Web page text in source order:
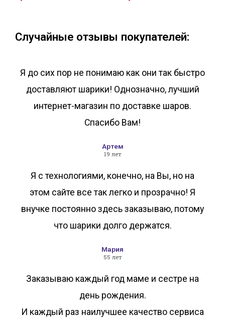
Случайные отзывы покупателей:
Я до сих пор не понимаю как они так быстро
доставляют шарики! Однозначно, лучший
интернет-магазин по доставке шаров.
Спасибо Вам!
Артем
19 лет
Я с технологиями, конечно, на Вы, но на
этом сайте все так легко и прозрачно! Я
внучке постоянно здесь заказываю, потому
что шарики долго держатся.
Мария
55 лет
Заказываю каждый год маме и сестре на
день рождения.
И каждый раз наилучшее качество сервиса